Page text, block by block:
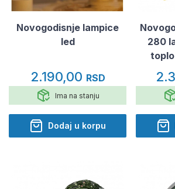
Novogodisnje lampice
led
2.190,00 RSD
Ima na stanju
Dodaj u korpu
280
toplo